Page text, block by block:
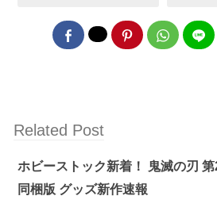
Related Post
ホビーストック新着！ 鬼滅の刃
同梱版 グッズ新作速報